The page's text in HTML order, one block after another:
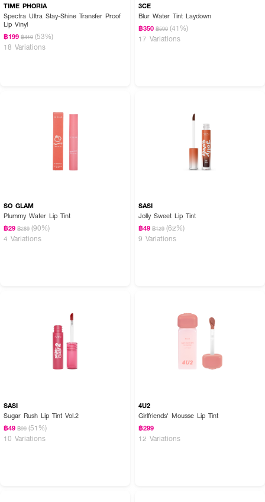
TIME PHORIA
Spectra Ultra Stay-Shine Transfer Proof
Lip Vinyl
฿199 ฿419 (53%)
18 Variations
3CE
Blur Water Tint Laydown
฿350 ฿590 (41%)
17 Variations
SO GLAM
Plummy Water Lip Tint
฿29 ฿289 (90%)
4 Variations
SASI
Jolly Sweet Lip Tint
฿49 ฿129 (62%)
9 Variations
SASI
Sugar Rush Lip Tint Vol.2
฿49 ฿99 (51%)
10 Variations
4U2
Girlfriends' Mousse Lip Tint
฿299
12 Variations